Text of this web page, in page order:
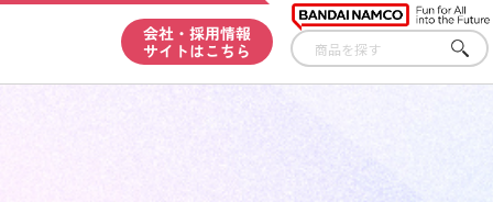
会社・採用情報
サイトはこちら
さが
す